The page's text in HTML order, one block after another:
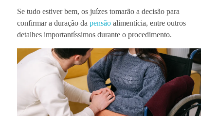
Se tudo estiver bem, os juízes tomarão a decisão para
confirmar a duração da pensão alimentícia, entre outros
detalhes importantíssimos durante o procedimento.